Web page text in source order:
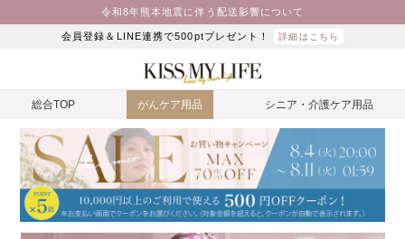
令和8年熊本地震に伴う配送影響について
会員登録＆LINE連携で500ptプレゼント！ 詳細はこちら
総合TOP がんケア用品 シニア・介護ケア用品